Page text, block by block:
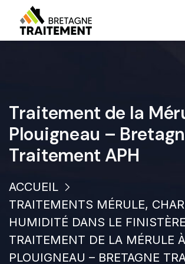
Traitement de la
Plouigneau –
Traitement APH
ACCUEIL
TRAITEMENTS MÉRULE,
HUMIDITÉ DANS LE FINISTÈRE
TRAITEMENT DE LA MÉRULE À
PLOUIGNEAU – BRETAGNE